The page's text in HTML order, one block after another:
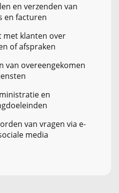
en verzenden van
en facturen
met klanten over
of afspraken
van overeengekomen
en
van vragen via e-
media